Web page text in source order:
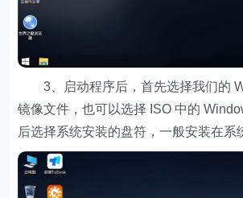
3、启动程序后，首先选择我们的
镜像文件，也可以选择 ISO 中的
后选择系统安装的盘符，一般安装在系